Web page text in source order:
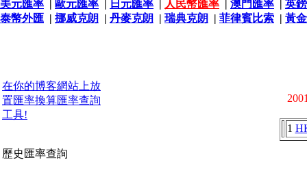
美元匯率 | 歐元匯率 | 日元匯率 | 人民幣匯率 | 澳門匯率 | 英
泰幣外匯 | 挪威克朗 | 丹麥克朗 | 瑞典克朗 | 菲律賓比索 | 黃
在你的博客網站上放
置匯率換算匯率查詢
工具!
歷史匯率查詢
1